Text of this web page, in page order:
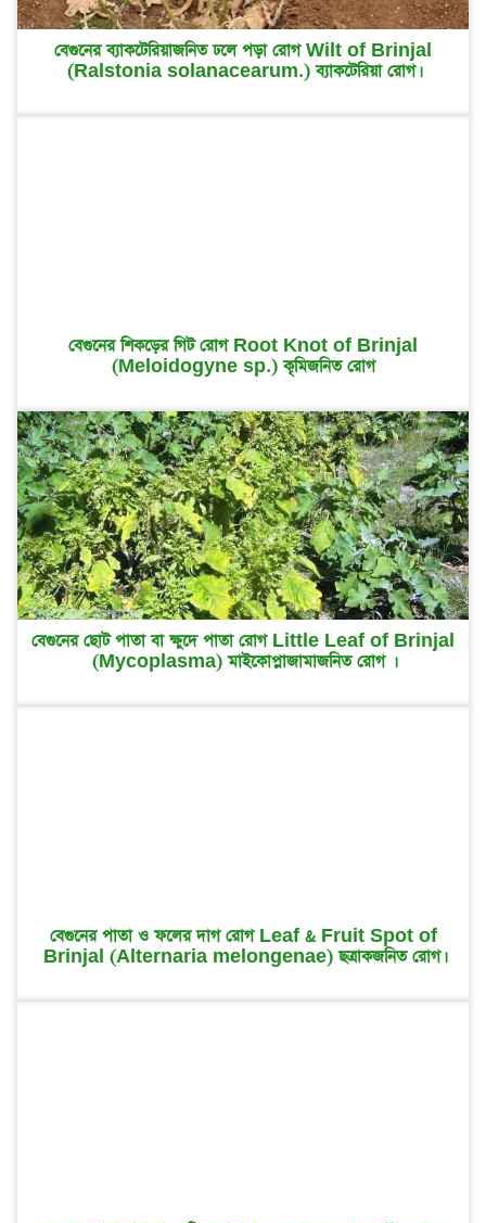
বেগুনের ব্যাকটেরিয়াজনিত ঢলে পড়া রোগ Wilt of Brinjal
(Ralstonia solanacearum.) ব্যাকটেরিয়া রোগ।
বেগুনের শিকড়ের গিট রোগ Root Knot of Brinjal
(Meloidogyne sp.) কৃমিজনিত রোগ
বেগুনের ছোট পাতা বা ক্ষুদে পাতা রোগ Little Leaf of Brinjal
(Mycoplasma) মাইকোপ্লাজামাজনিত রোগ ।
বেগুনের পাতা ও ফলের দাগ রোগ Leaf & Fruit Spot of
Brinjal (Alternaria melongenae) ছত্রাকজনিত রোগ।